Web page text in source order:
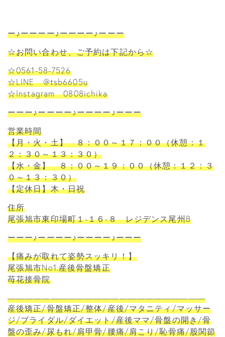
ー♪ーーーー♪ーーーー♪ーーー
☆お問い合わせ、ご予約は下記から☆
☆0561-58-7526
☆LINE @tsb6605u
☆Instagram 0808ichika
ーーー♪ーーーー♪ーーーー♪ーーー
営業時間
【月・火・土】 ８：００～１７：００（休憩：１
２：３０～１３：３０）
【水・金】 ８：００～１９：００（休憩：１２：３
０～１３：３０）
【定休日】木・日祝
住所
尾張旭市東印場町１-１６-８ レジデンス尾州B
ーーー♪ーーーー♪ーーーー♪ーーー
【痛みが取れて姿勢スッキリ！】
尾張旭市No1.産後骨盤矯正
苺花接骨院
―――――――――――――――――――――――
産後矯正/骨盤矯正/整体/産後/マタニティ/マッサー
ジ/ブライダル/ダイエット/産後ママ/骨盤の開き/骨
盤の歪み/尿もれ/肩甲骨/腰痛/肩こり/恥骨痛/股関節